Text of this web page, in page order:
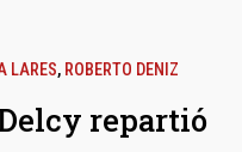
LARES, ROBERTO DENIZ
repartió